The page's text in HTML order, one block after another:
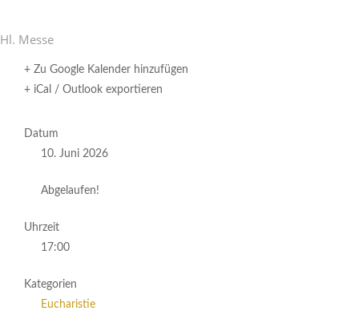
Hl. Messe
+ Zu Google Kalender hinzufügen
+ iCal / Outlook exportieren
Datum
10. Juni 2026
Abgelaufen!
Uhrzeit
17:00
Kategorien
Eucharistie